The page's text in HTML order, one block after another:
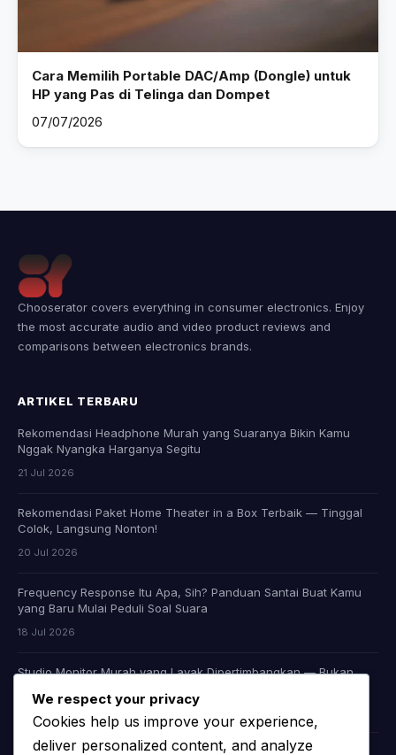
Cara Memilih Portable DAC/Amp (Dongle) untuk
HP yang Pas di Telinga dan Dompet
07/07/2026
Chooserator covers everything in consumer electronics. Enjoy
the most accurate audio and video product reviews and
comparisons between electronics brands.
ARTIKEL TERBARU
Rekomendasi Headphone Murah yang Suaranya Bikin Kamu
Nggak Nyangka Harganya Segitu
21 Jul 2026
Rekomendasi Paket Home Theater in a Box Terbaik — Tinggal
Colok, Langsung Nonton!
20 Jul 2026
Frequency Response Itu Apa, Sih? Panduan Santai Buat Kamu
yang Baru Mulai Peduli Soal Suara
18 Jul 2026
Studio Monitor Murah yang Layak Dipertimbangkan — Bukan
Headphone Audiophile Murah: Apakah Memang Ada, atau Kita
We respect your privacy
Cookies help us improve your experience,
deliver personalized content, and analyze